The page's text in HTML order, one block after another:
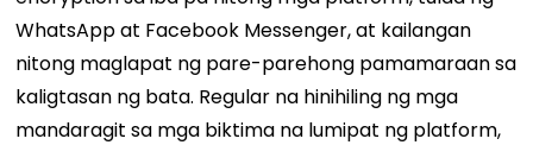
WhatsApp at Facebook Messenger, at kailangan
nitong maglapat ng pare-parehong pamamaraan sa
kaligtasan ng bata. Regular na hinihiling ng mga
mandaragit sa mga biktima na lumipat ng platform,